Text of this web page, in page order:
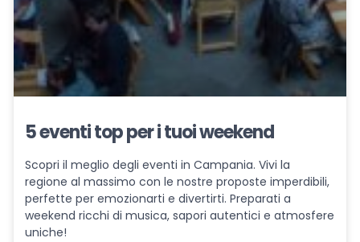
5 eventi top per i tuoi weekend
Scopri il meglio degli eventi in Campania. Vivi la
regione al massimo con le nostre proposte imperdibili,
perfette per emozionarti e divertirti. Preparati a
weekend ricchi di musica, sapori autentici e atmosfere
uniche!